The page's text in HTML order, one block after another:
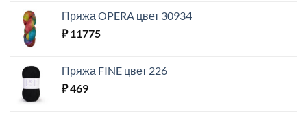
Пряжа OPERA цвет 30934
₽11775
Пряжа FINE цвет 226
₽469